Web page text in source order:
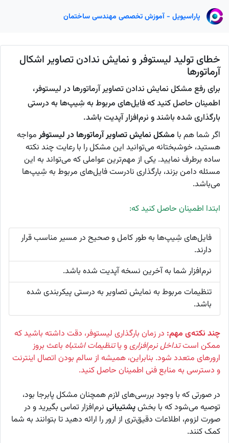
پاراسیویل - آموزش تخصصی مهندسی ساختمان
خطای تولید لیستوفر و نمایش ندادن تصاویر اشکال
آرماتورها
برای رفع مشکل نمایش ندادن تصاویر آرماتورها در لیستوفر،
اطمینان حاصل کنید که فایل‌های مربوط به شِیپ‌ها به درستی
بارگذاری شده باشند و نرم‌افزار آپدیت باشد.
اگر شما هم با مشکل نمایش تصاویر آرماتورها در لیستوفرمواجه
هستید، خوشبختانه می‌توانید این مشکل را با رعایت چند نکته
ساده برطرف نمایید. یکی از مهم‌ترین عواملی که می‌تواند به این
مسئله دامن بزند، بارگذاری نادرست فایل‌های مربوط به شِیپ‌ها
می‌باشد.
ابتدا اطمینان حاصل کنید که:
فایل‌های شِیپ‌ها به طور کامل و صحیح در مسیر مناسب قرار
دارند.
نرم‌افزار شما به آخرین نسخه آپدیت شده باشد.
تنظیمات مربوط به نمایش تصاویر به درستی پیکربندی شده
باشد.
چند نکته‌ی مهم: در زمان بارگذاری لیستوفر، دقت داشته باشید که
ممکن استتداخل نرم‌افزاریو یاتنظیمات اشتباه باعث بروز
ارورهای متعدد شود. بنابراین، همیشه از سالم بودن اتصال اینترنت
و دسترسی به منابع فنی اطمینان حاصل کنید.
در صورتی که با وجود بررسی‌های لازم همچنان مشکل پابرجا بود،
توصیه می‌شود که با بخشپشتیبانی نرم‌افزار تماس بگیرید و در
صورت لزوم، اطلاعات دقیق‌تری از ارور را ارائه دهید تا بتوانند به شما
کمک کنند.